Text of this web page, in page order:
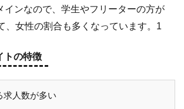
インなので、学生やフリーターの方が
、女性の割合も多くなっています。1
トの特徴
求人数が多い